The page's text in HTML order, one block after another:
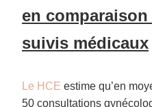
en comparaison
suivis médicaux
Le HCE estime qu’en
50 consultations